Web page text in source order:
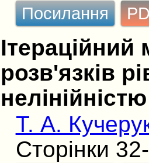
Посилання
розв'язків
Т. А.
Сторінки